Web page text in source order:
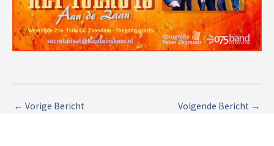
← Vorige Bericht Volgende Bericht →